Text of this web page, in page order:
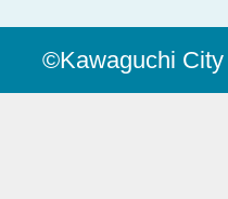
©Kawaguchi City